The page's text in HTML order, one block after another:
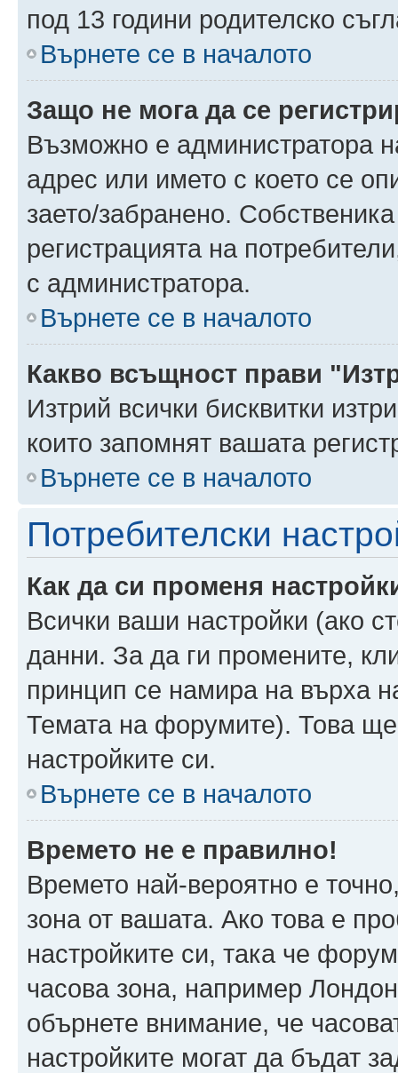
под 13 години родителско
Върнете се в началото
Защо не мога да се
Възможно е администратора
адрес или името с което се
заето/забранено.
регистрацията на
с администратора.
Върнете се в началото
Какво всъщност прави
Изтрий всички бисквитки
които запомнят вашата
Върнете се в началото
Потребителски
Как да си променя
Всички ваши настройки (ако
данни. За да ги промените,
принцип се намира на върха
Темата на форумите). Това
настройките си.
Върнете се в началото
Времето не е правилно!
Времето най-вероятно е
зона от вашата. Ако това е
настройките си, така че
часова зона, например
обърнете внимание, че
настройките могат да бъдат